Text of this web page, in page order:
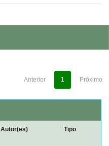
Anterior 1 Próximo
Autor(es) Tipo